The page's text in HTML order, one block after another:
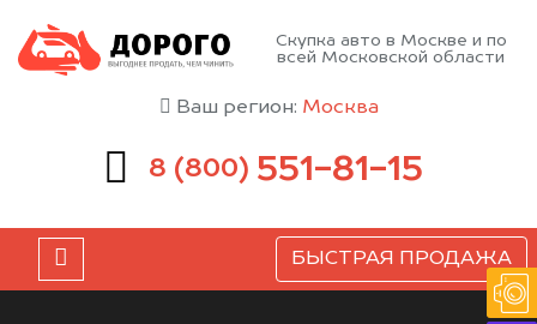
Скупка авто в Москве и по
всей Московской области
Ваш регион: Москва
8 (800) 551-81-15
БЫСТРАЯ ПРОДАЖА